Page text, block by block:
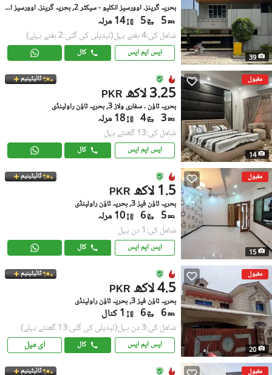
39
بحریہ گرینز۔ اوورسیز انکلیو - سیکٹر 2, بحریہ گرینز۔ اوورسیز انکلیو
5
5 14 مرلہ
شامل کی:4 ہفتے پہل (تبدیلی کی گئی:2 ہفتے پہلے)
ایس ایم ایس کال
مقبول
14
ٹائیٹینیم
PKR 3.25 لاکھ
بحریہ ٹاؤن ۔ سفاری ولاز 3, بحریہ ٹاؤن راولپنڈی
3
4 18 مرلہ
شامل کی:13 گھنٹے پہل
ایس ایم ایس کال
مقبول
15
ٹائیٹینیم
PKR 1.5 لاکھ
بحریہ ٹاؤن فیز 3, بحریہ ٹاؤن راولپنڈی
5
6 10 مرلہ
شامل کی:1 دن پہل
ایس ایم ایس کال
مقبول
20
ٹائیٹینیم
PKR 4.5 لاکھ
بحریہ ٹاؤن فیز 3, بحریہ ٹاؤن راولپنڈی
6
6 1 کنال
شامل کی:3 دن پہل (تبدیلی کی گئی:13 گھنٹے پہلے)
ایس ایم ایس کال ای میل
مقبول ٹائیٹینیم